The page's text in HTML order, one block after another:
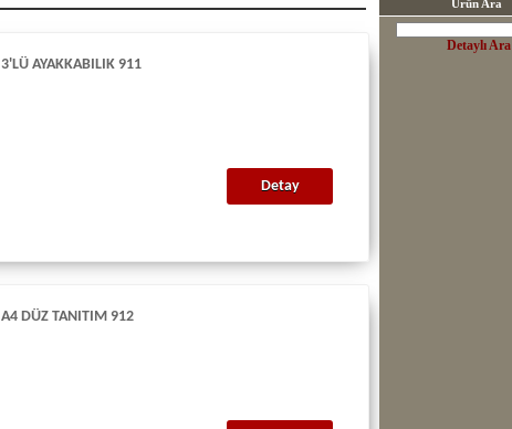
3'LÜ AYAKKABILIK 911
Detay
A4 DÜZ TANITIM 912
Ürün Ara
Detaylı Ara